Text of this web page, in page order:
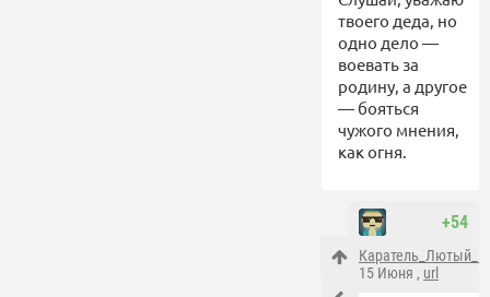
твоего деда, но
одно дело —
воевать за
родину, а другое
— бояться
чужого мнения,
как огня.
+54
15 Июня , url